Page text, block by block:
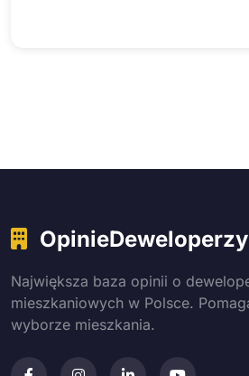
OpinieDeweloperzy
Największa baza opinii o
mieszkaniowych w Polsce.
wyborze mieszkania.